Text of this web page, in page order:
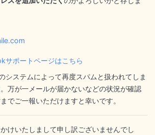
サポートページはこちら
システムによって再度スパムと扱われてしま
万が一メールが届かないなどの状況が確認
でご一報いただけますと幸いです。
けいたしまして申し訳ございませんでし